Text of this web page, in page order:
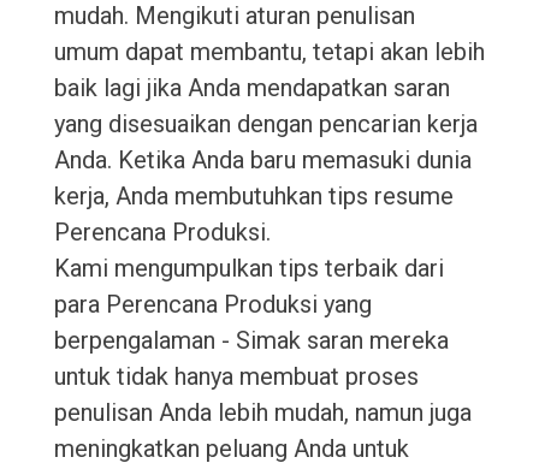
mudah. Mengikuti aturan penulisan
umum dapat membantu, tetapi akan lebih
baik lagi jika Anda mendapatkan saran
yang disesuaikan dengan pencarian kerja
Anda. Ketika Anda baru memasuki dunia
kerja, Anda membutuhkan tips resume
Perencana Produksi.
Kami mengumpulkan tips terbaik dari
para Perencana Produksi yang
berpengalaman - Simak saran mereka
untuk tidak hanya membuat proses
penulisan Anda lebih mudah, namun juga
meningkatkan peluang Anda untuk